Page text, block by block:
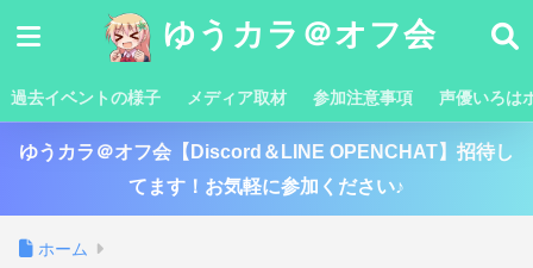
ゆうカラ＠オフ会
過去イベントの様子 メディア取材 参加注意事項 声優いろは
ゆうカラ＠オフ会【Discord＆LINE OPENCHAT】招待し
てます！お気軽に参加ください♪
ホーム